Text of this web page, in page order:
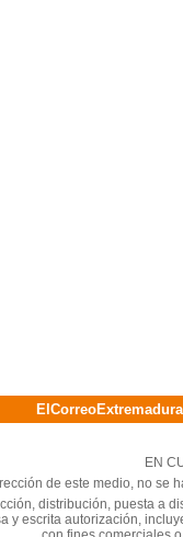
EN
de este medio, no se
distribución, puesta a
y escrita autorización,